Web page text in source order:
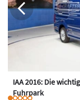
IAA 2016: Die
Fuhrpark